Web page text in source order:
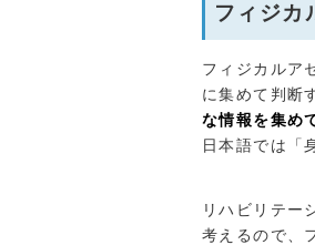
フィジカ
フィジカルア
に集めて判断
な情報を集め
日本語では「
リハビリテー
考えるので、